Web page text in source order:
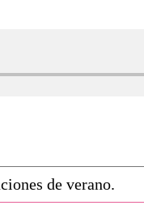
de verano.